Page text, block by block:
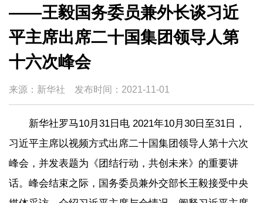
——王毅国务委员兼外长谈习近
平主席出席二十国集团领导人第
十六次峰会
来源：新华社 发布时间： 2021-11-01
新华社罗马10月31日电 2021年10月30日至31日，
习近平主席以视频方式出席二十国集团领导人第十六次
峰会，并发表题为《团结行动，共创未来》的重要讲
话。峰会结束之际，国务委员兼外交部长王毅接受中央